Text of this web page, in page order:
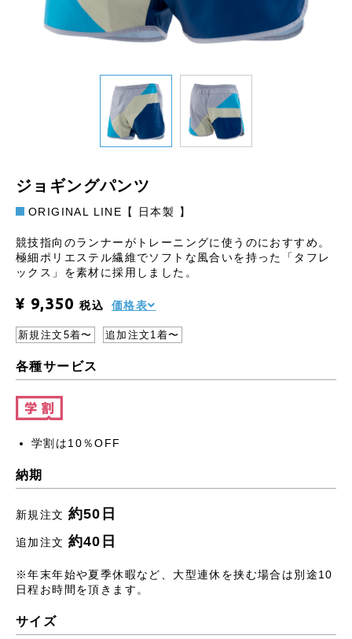
ジョギングパンツ
ORIGINAL LINE【 日本製 】
競技指向のランナーがトレーニングに使うのにおすすめ。
極細ポリエステル繊維でソフトな風合いを持った「タフレ
ックス」を素材に採用しました。
¥ 9,350税込 価格表
新規注文5着〜 追加注文1着〜
各種サービス
学割は10％OFF
納期
新規注文 約50日
追加注文 約40日
※年末年始や夏季休暇など、大型連休を挟む場合は別途10
日程お時間を頂きます。
サイズ